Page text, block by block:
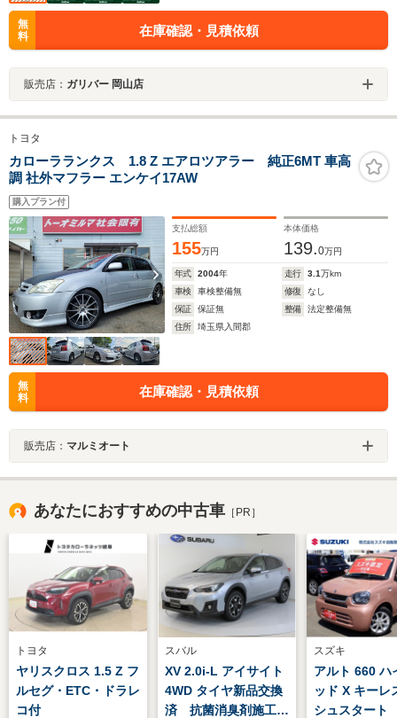
無
料
在庫確認・見積依頼
販売店： ガリバー 岡山店
トヨタ
カローラランクス 1.8 Z エアロツアラー 純正6MT 車高
調 社外マフラー エンケイ17AW
購入プラン付
支払総額
155万円
本体価格
139.0万円
年式 2004年 走行 3.1万km
車検
車検整備無 修復
なし
保証
保証無 整備
法定整備無
住所
埼玉県入間郡
無
料
在庫確認・見積依頼
販売店： マルミオート
あなたにおすすめの中古車 ［PR］
トヨタ
ヤリスクロス 1.5 Z フ
ルセグ・ETC・ドラレ
コ付
スバル
XV 2.0i-L アイサイト
4WD タイヤ新品交換
済 抗菌消臭剤施工
スズキ
アルト 660 ハ
ッド X キーレ
シュスター